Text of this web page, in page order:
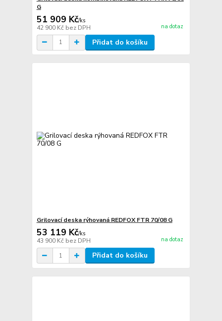
G
51 909 Kč/ks
42 900 Kč bez DPH na dotaz
Přidat do košíku
Grilovací deska rýhovaná REDFOX FTR 70/08 G
53 119 Kč/ks
43 900 Kč bez DPH na dotaz
Přidat do košíku